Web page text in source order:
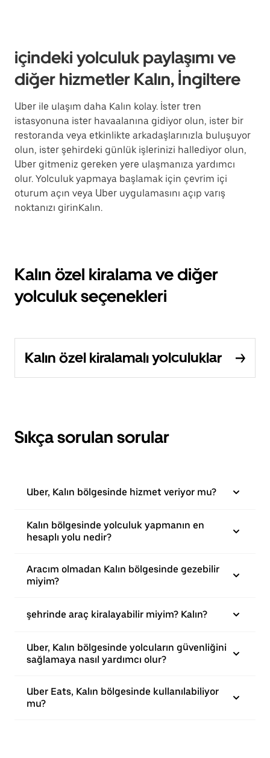
içindeki yolculuk paylaşımı ve
diğer hizmetler Kalın, İngiltere
Uber ile ulaşım daha Kalın kolay. İster tren
istasyonuna ister havaalanına gidiyor olun, ister bir
restoranda veya etkinlikte arkadaşlarınızla buluşuyor
olun, ister şehirdeki günlük işlerinizi hallediyor olun,
Uber gitmeniz gereken yere ulaşmanıza yardımcı
olur. Yolculuk yapmaya başlamak için çevrim içi
oturum açın veya Uber uygulamasını açıp varış
noktanızı girinKalın.
Kalın özel kiralama ve diğer
yolculuk seçenekleri
Kalın özel kiralamalı yolculuklar
Sıkça sorulan sorular
Uber, Kalın bölgesinde hizmet veriyor mu?
Kalın bölgesinde yolculuk yapmanın en
hesaplı yolu nedir?
Aracım olmadan Kalın bölgesinde gezebilir
miyim?
şehrinde araç kiralayabilir miyim? Kalın?
Uber, Kalın bölgesinde yolcuların güvenliğini
sağlamaya nasıl yardımcı olur?
Uber Eats, Kalın bölgesinde kullanılabiliyor
mu?